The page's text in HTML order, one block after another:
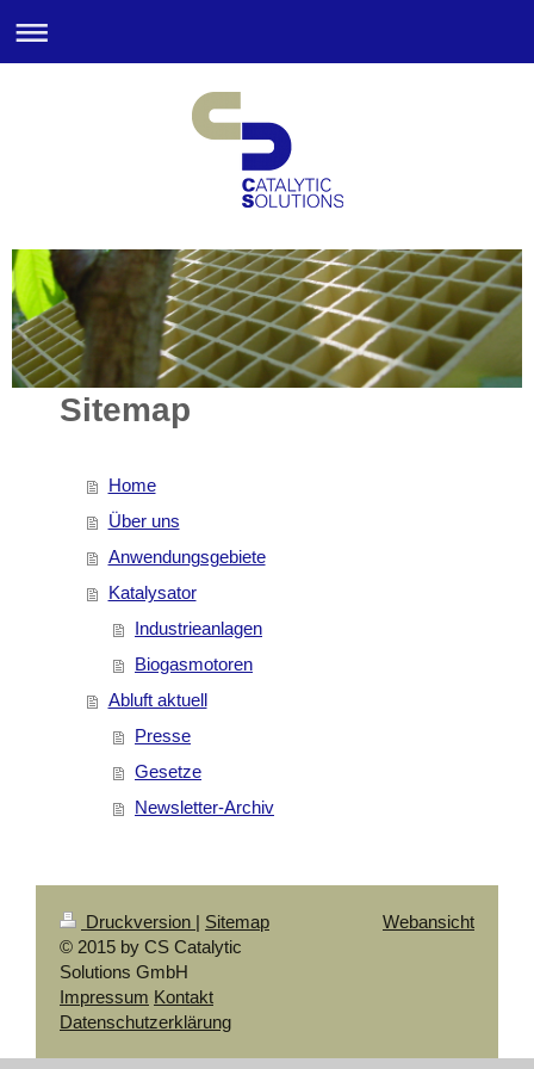
Sitemap
Home
Über uns
Anwendungsgebiete
Katalysator
Industrieanlagen
Biogasmotoren
Abluft aktuell
Presse
Gesetze
Newsletter-Archiv
Druckversion | Sitemap
© 2015 by CS Catalytic
Solutions GmbH
Impressum Kontakt
Datenschutzerklärung
Webansicht